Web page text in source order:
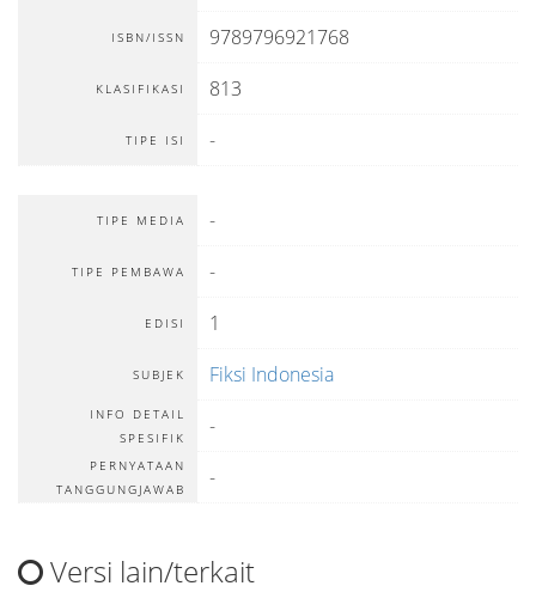
ISBN/ISSN 9789796921768
KLASIFIKASI 813
TIPE ISI -
TIPE MEDIA -
TIPE PEMBAWA -
EDISI 1
SUBJEK Fiksi Indonesia
INFO DETAIL
SPESIFIK
-
PERNYATAAN
TANGGUNGJAWAB
-
Versi lain/terkait